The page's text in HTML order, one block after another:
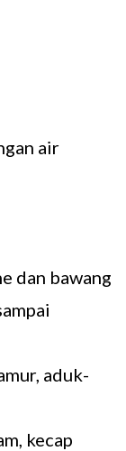
air
dan bawang
aduk-
kecap